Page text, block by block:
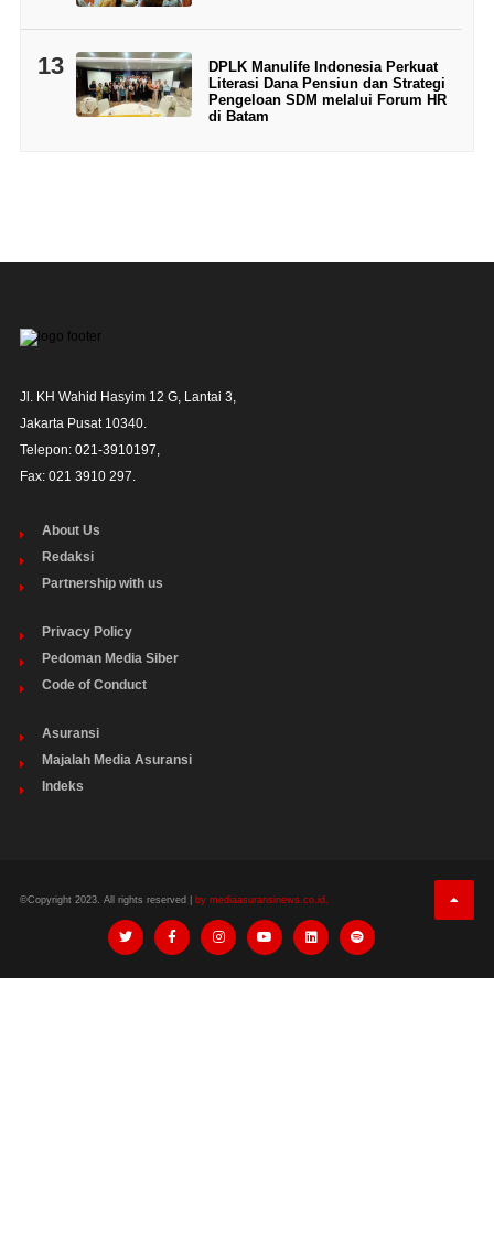
13
DPLK Manulife Indonesia Perkuat
Literasi Dana Pensiun dan Strategi
Pengeloan SDM melalui Forum HR
di Batam
Jl. KH Wahid Hasyim 12 G, Lantai 3,
Jakarta Pusat 10340.
Telepon: 021-3910197,
Fax: 021 3910 297.
About Us
Redaksi
Partnership with us
Privacy Policy
Pedoman Media Siber
Code of Conduct
Asuransi
Majalah Media Asuransi
Indeks
©Copyright 2023. All rights reserved | by mediaasuransinews.co.id.